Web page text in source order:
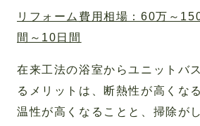
リフォーム費用相場：60万～
間～10日間
在来工法の浴室からユニットバ
るメリットは、断熱性が高くな
温性が高くなることと、掃除が